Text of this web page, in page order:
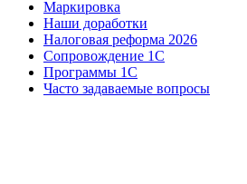
Маркировка
Наши доработки
Налоговая реформа 2026
Сопровождение 1С
Программы 1С
Часто задаваемые вопросы